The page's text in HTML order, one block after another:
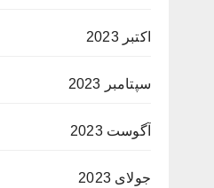
اکتبر 2023
سپتامبر 2023
آگوست 2023
جولای 2023